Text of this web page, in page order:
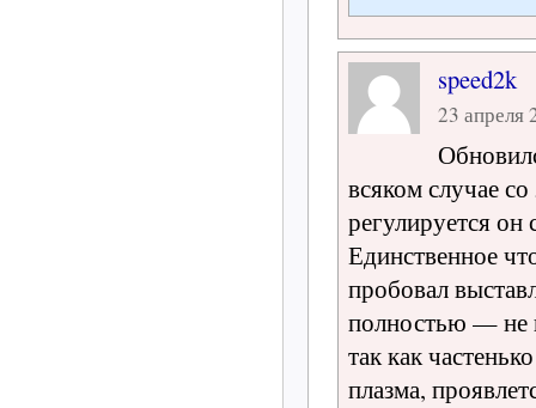
speed2k
23 апреля
всяком случае
регулируется
Единственное
пробовал
полностью — не
так как
плазма,